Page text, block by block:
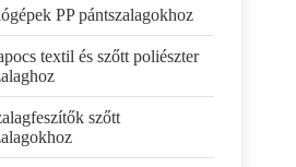
PP pántszalagokhoz
textil és szőtt poliészter
szőtt